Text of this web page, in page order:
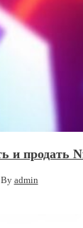
и продать
admin